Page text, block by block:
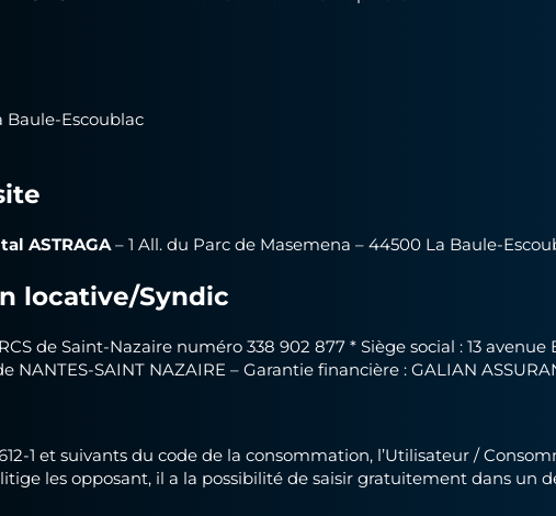
Baule-Escoublac
ASTRAGA – 1 All. du Parc de Masemena – 44500 La Baule-
locative/Syndic
de Saint-Nazaire numéro 338 902 877 * Siège social : 13
NANTES-SAINT NAZAIRE – Garantie financière : GALIAN
1 et suivants du code de la consommation, l’Utilisateur /
les opposant, il a la possibilité de saisir gratuitement dans un